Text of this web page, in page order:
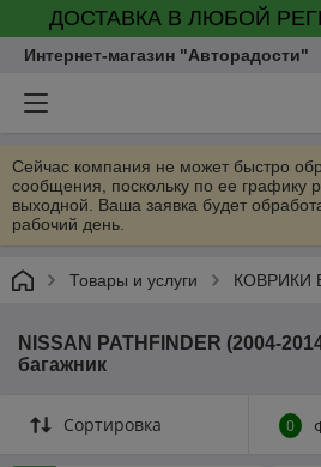
ДОСТАВКА В ЛЮБОЙ
Интернет-магазин "Авторадости"
Сейчас компания не может быстро
сообщения, поскольку по ее графику
выходной. Ваша заявка будет
рабочий день.
Товары и услуги КОВРИКИ
NISSAN PATHFINDER (2004-
багажник
Сортировка 0